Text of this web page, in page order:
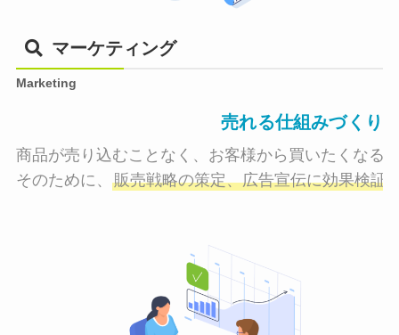
マーケティング
Marketing
売れる仕組みづくり
商品が売り込むことなく、お客様から買いたくなる
そのために、 販売戦略の策定、広告宣伝に効果検証